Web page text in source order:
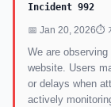
Incident 992
📅 Jan 20, 2026⏱
We are
website. Users
or delays when
actively